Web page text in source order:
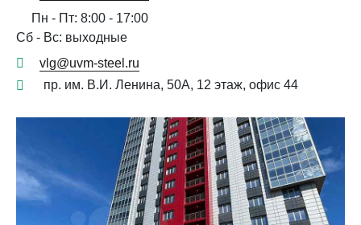
Пн - Пт: 8:00 - 17:00
Сб - Вс: выходные
vlg@uvm-steel.ru
пр. им. В.И. Ленина, 50А, 12 этаж, офис 44